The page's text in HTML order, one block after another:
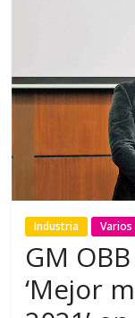
Industria Varios
GM
‘Mejor